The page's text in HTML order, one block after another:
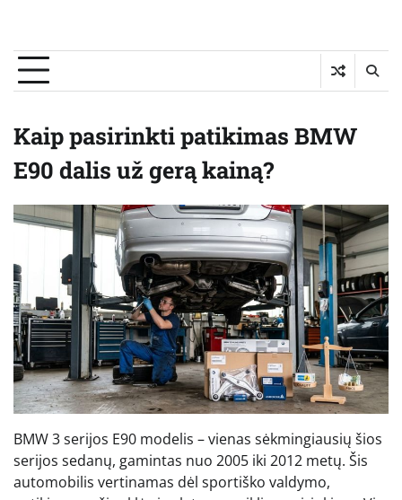
Kaip pasirinkti patikimas BMW
E90 dalis už gerą kainą?
BMW 3 serijos E90 modelis – vienas sėkmingiausių šios
serijos sedanų, gamintas nuo 2005 iki 2012 metų. Šis
automobilis vertinamas dėl sportiško valdymo,